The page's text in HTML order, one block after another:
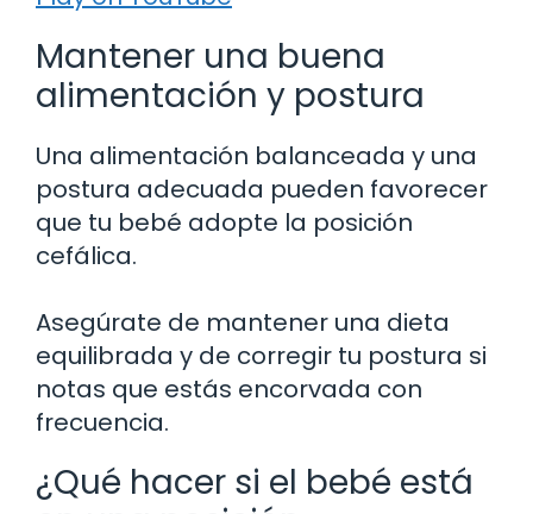
Mantener una buena
alimentación y postura
Una alimentación balanceada y una
postura adecuada pueden favorecer
que tu bebé adopte la posición
cefálica.
Asegúrate de mantener una dieta
equilibrada y de corregir tu postura si
notas que estás encorvada con
frecuencia.
¿Qué hacer si el bebé está